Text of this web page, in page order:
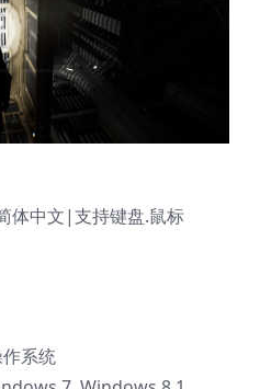
体中文|支持键盘.鼠标
系统